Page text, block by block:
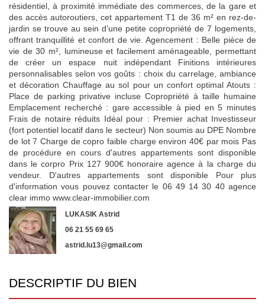
résidentiel, à proximité immédiate des commerces, de la gare et
des accès autoroutiers, cet appartement T1 de 36 m² en rez-de-
jardin se trouve au sein d’une petite copropriété de 7 logements,
offrant tranquillité et confort de vie. Agencement : Belle pièce de
vie de 30 m², lumineuse et facilement aménageable, permettant
de créer un espace nuit indépendant Finitions intérieures
personnalisables selon vos goûts : choix du carrelage, ambiance
et décoration Chauffage au sol pour un confort optimal Atouts :
Place de parking privative incluse Copropriété à taille humaine
Emplacement recherché : gare accessible à pied en 5 minutes
Frais de notaire réduits Idéal pour : Premier achat Investisseur
(fort potentiel locatif dans le secteur) Non soumis au DPE Nombre
de lot 7 Charge de copro faible charge environ 40€ par mois Pas
de procédure en cours d'autres appartements sont disponible
dans le corpro Prix 127 900€ honoraire agence à la charge du
vendeur. D'autres appartements sont disponible Pour plus
d'information vous pouvez contacter le 06 49 14 30 40 agence
clear immo www.clear-immobilier.com
LUKASIK Astrid
06 21 55 69 65
astrid.lu13@gmail.com
DESCRIPTIF DU BIEN